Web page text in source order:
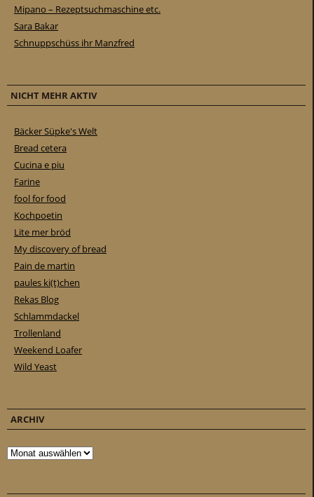
Mipano – Rezeptsuchmaschine etc.
Sara Bakar
Schnuppschüss ihr Manzfred
NICHT MEHR AKTIV
Bäcker Süpke's Welt
Bread cetera
Cucina e piu
Farine
fool for food
Kochpoetin
Lite mer bröd
My discovery of bread
Pain de martin
paules ki(t)chen
Rekas Blog
Schlammdackel
Trollenland
Weekend Loafer
Wild Yeast
ARCHIV
Archiv